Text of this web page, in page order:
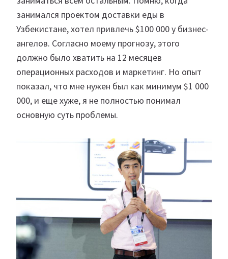
занимался проектом доставки еды в
Узбекистане, хотел привлечь $100 000 у бизнес-
ангелов. Согласно моему прогнозу, этого
должно было хватить на 12 месяцев
операционных расходов и маркетинг. Но опыт
показал, что мне нужен был как минимум $1 000
000, и еще хуже, я не полностью понимал
основную суть проблемы.